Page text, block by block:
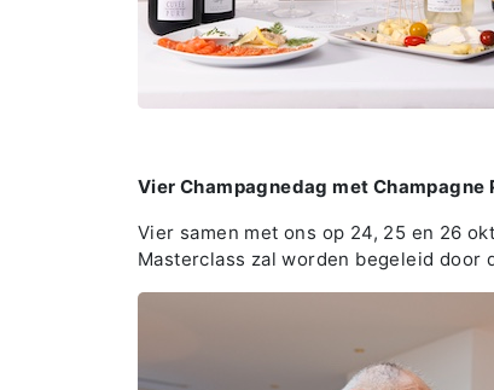
Vier Champagnedag met Champagne
Vier samen met ons op 24, 25 en 26
Masterclass zal worden begeleid door